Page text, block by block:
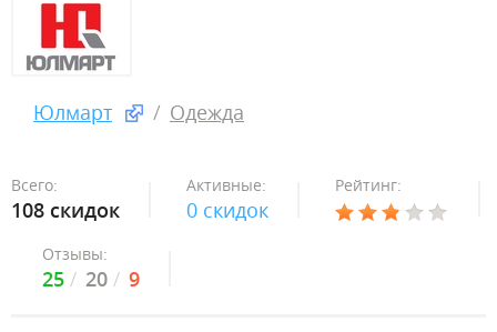
Юлмарт Одежда
Всего:
108 скидок
Активные:
0 скидок
Рейтинг:
Отзывы:
25 20 9